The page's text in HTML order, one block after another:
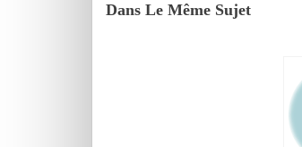
Dans Le Même Sujet